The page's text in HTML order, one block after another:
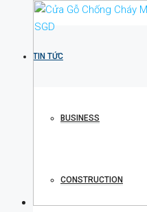
TIN TỨC
BUSINESS
CONSTRUCTION